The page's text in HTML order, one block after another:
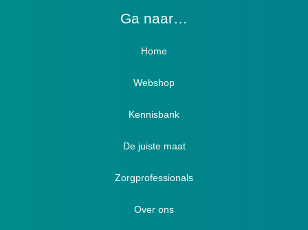
Ga naar…
Home
Webshop
Verbandschoenen / Verbandsloffen
Luxe verbandschoenen / stretch (Hallux)
Diabetici
Winterboots
Kennisbank
Diabetici
Oedeem
Hallux Valgus
De juiste maat
Zorgprofessionals
Over ons